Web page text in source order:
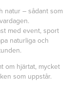
natur – sådant som
med event, sport
naturliga och
om hjärtat, mycket
som uppstår.